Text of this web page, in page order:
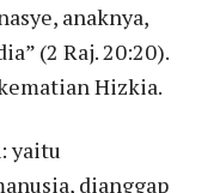
anaknya,
(2 Raj. 20:20).
Hizkia.
yaitu
dianggap